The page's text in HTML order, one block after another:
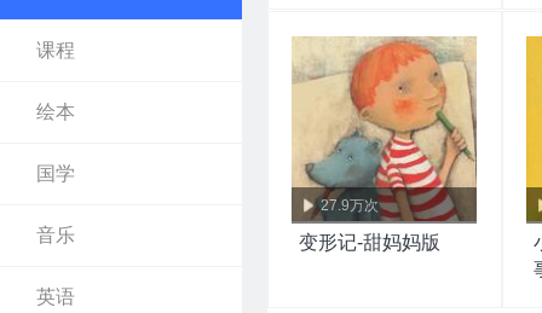
课程
绘本
国学
音乐
英语
27.9万次
变形记-甜妈妈版